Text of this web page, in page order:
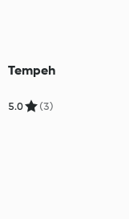
Tempeh
5.0 (3)